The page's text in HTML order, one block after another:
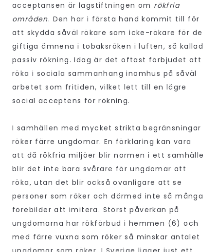
acceptansen är lagstiftningen om rökfria
områden. Den har i första hand kommit till för
att skydda såväl rökare som icke-rökare för de
giftiga ämnena i tobaksröken i luften, så kallad
passiv rökning. Idag är det oftast förbjudet att
röka i sociala sammanhang inomhus på såväl
arbetet som fritiden, vilket lett till en lägre
social acceptens för rökning.
I samhällen med mycket strikta begränsningar
röker färre ungdomar. En förklaring kan vara
att då rökfria miljöer blir normen i ett samhälle
blir det inte bara svårare för ungdomar att
röka, utan det blir också ovanligare att se
personer som röker och därmed inte så många
förebilder att imitera. Störst påverkan på
ungdomarna har rökförbud i hemmen (6) och
med färre vuxna som röker så minskar antalet